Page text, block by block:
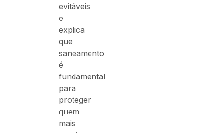
evitáveis
e
explica
que
saneamento
é
fundamental
para
proteger
quem
mais